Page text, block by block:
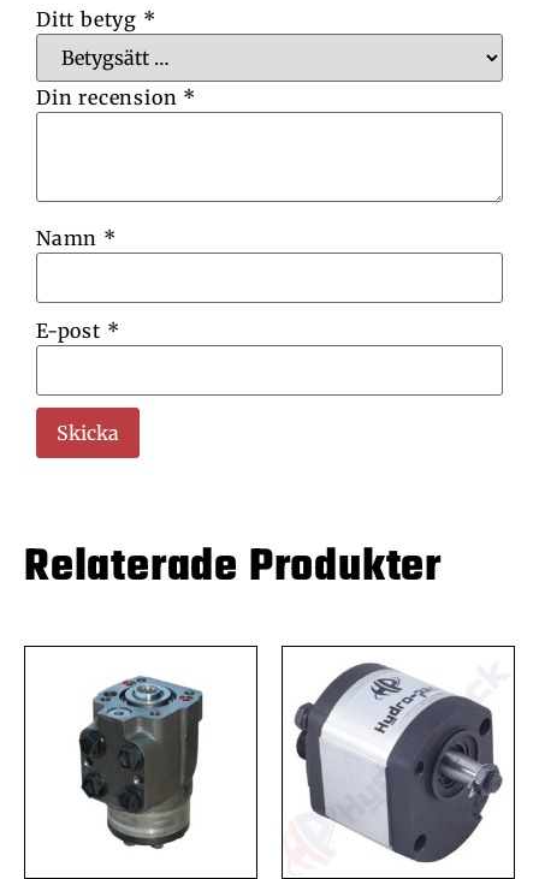
Ditt betyg *
Din recension *
Namn *
E-post *
Relaterade Produkter